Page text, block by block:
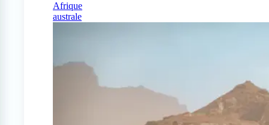
Afrique
australe